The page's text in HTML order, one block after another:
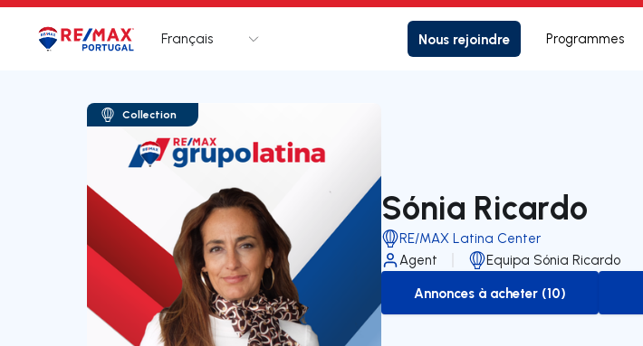
Logo Aller à la page d’accueil
Français Nous rejoindre Programmes
Collection
Sónia Ricardo
RE/MAX Latina Center
Agent
Equipa Sónia Ricardo
to-buy-listing
Annonces à acheter (10)